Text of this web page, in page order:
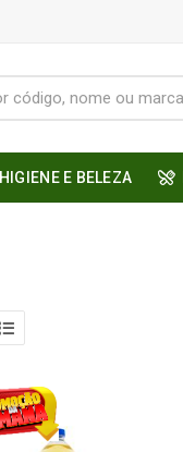
E BELEZA